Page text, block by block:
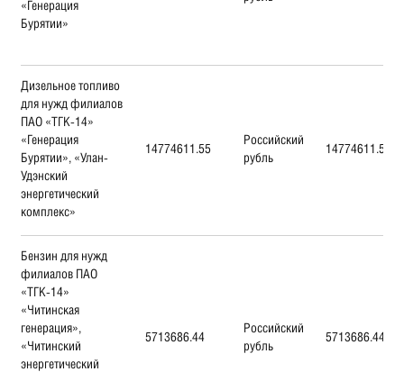
«Генерация
Бурятии»
Дизельное топливо
для нужд филиалов
ПАО «ТГК-14»
«Генерация
Бурятии», «Улан-
Удэнский
энергетический
комплекс»
14774611.55
Российский
рубль
14774611.55
Бензин для нужд
филиалов ПАО
«ТГК-14»
«Читинская
генерация»,
«Читинский
энергетический
5713686.44
Российский
рубль
5713686.44